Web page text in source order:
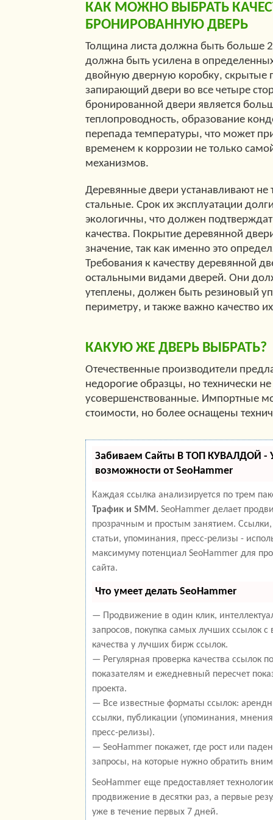
КАК МОЖНО ВЫБРАТЬ
БРОНИРОВАННУЮ ДВЕРЬ
Толщина листа должна быть больше
должна быть усилена в
двойную дверную коробку, скрытые
запирающий двери во все четыре
бронированной двери является
теплопроводность, образование
перепада температуры, что может
временем к коррозии не только
механизмов.
Деревянные двери устанавливают не
стальные. Срок их эксплуатации
экологичны, что должен
качества. Покрытие деревянной
значение, так как именно это
Требования к качеству деревянной
остальными видами дверей. Они
утеплены, должен быть резиновый
периметру, и также важно качество
КАКУЮ ЖЕ ДВЕРЬ ВЫБРАТЬ?
Отечественные производители
недорогие образцы, но технически не
усовершенствованные. Импортные
стоимости, но более оснащены
Забиваем Сайты В ТОП КУВАЛДОЙ -
возможности от SeoHammer
Каждая ссылка анализируется по трем
Трафик и SMM. SeoHammer делает
прозрачным и простым занятием.
статьи, упоминания, пресс-релизы -
максимуму потенциал SeoHammer для
сайта.
Что умеет делать SeoHammer
— Продвижение в один клик,
запросов, покупка самых лучших ссылок с
качества у лучших бирж ссылок.
— Регулярная проверка качества ссылок
показателям и ежедневный пересчет
проекта.
— Все известные форматы ссылок:
ссылки, публикации (упоминания,
пресс-релизы).
— SeoHammer покажет, где рост или
запросы, на которые нужно обратить
SeoHammer еще предоставляет
продвижение в десятки раз, а первые
уже в течение первых 7 дней.